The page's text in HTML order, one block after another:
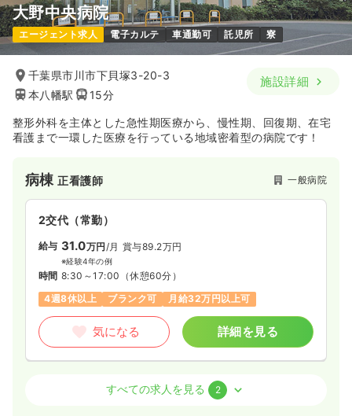
大野中央病院
エージェント求人 電子カルテ 車通勤可 託児所 寮
千葉県市川市下貝塚3-20-3
本八幡駅
15分
施設詳細
整形外科を主体とした急性期医療から、慢性期、回復期、在宅
看護まで一環した医療を行っている地域密着型の病院です！
病棟正看護師 一般病院
2交代（常勤）
給与 31.0万円/月 賞与89.2万円
※経験4年の例
時間 8:30～17:00 （休憩60分）
4週8休以上
ブランク可 月給32万円以上可
気になる 詳細を見る
すべての求人を見る 2